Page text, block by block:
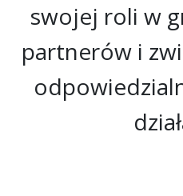
swojej roli w
partnerów i